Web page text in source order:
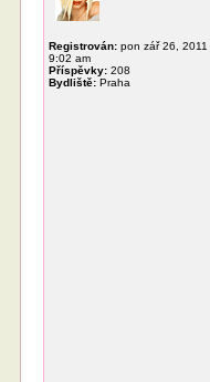
Registrován: pon zář 26, 2011
9:02 am
Příspěvky: 208
Bydliště: Praha